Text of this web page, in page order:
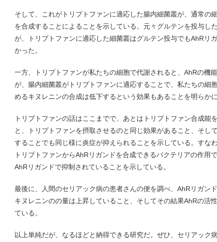
そして、これがトリプトファンに適応した腸内細菌叢が、通常の
を合成することによることを示している。元々グルテンを投与し
が、トリプトファンに適応した細菌叢はグルテン投与でもAhRリ
かった。
一方、トリプトファンが私たちの細胞で代謝されると、AhRの機
が、腸内細菌叢がトリプトファンに適応することで、私たちの細
めるキヌレニンの合成は低下するという効果もあることを明らか
トリプトファンの話はここまでで、あとはトリプトファン合成能
と、トリプトファンを摂取させるのと同じ効果があること、そし
することでも同じ様に炎症が抑えられることを示している。すな
トリプトファンからAhRリガンドを合成できるバクテリアの作用
AhRリガンドで抑制されていることを示している。
最後に、人間のセリアック病の患者さんの便を調べ、AhRリガン
キヌレニンのの量は上昇していること、そしてその結果AhRの活
ている。
以上単純だが、なるほどと納得できる研究だ。ぜひ、セリアック